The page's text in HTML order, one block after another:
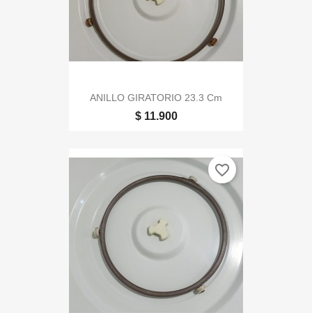
ANILLO GIRATORIO 23.3 Cm
$ 11.900
favorite_border